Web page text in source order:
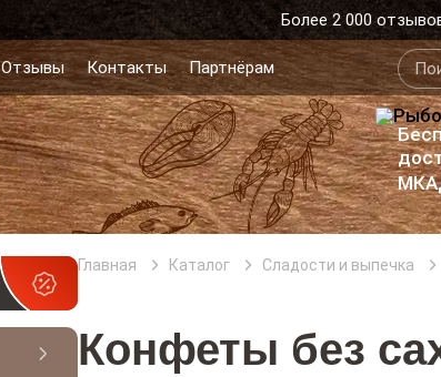
Более 2 000
Отзывы Контакты Партнёрам
Главная Каталог Сладости и выпечка
Конфеты без